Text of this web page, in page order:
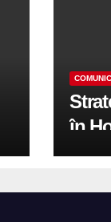
în